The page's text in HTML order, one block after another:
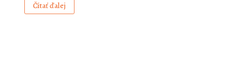
Čítať ďalej